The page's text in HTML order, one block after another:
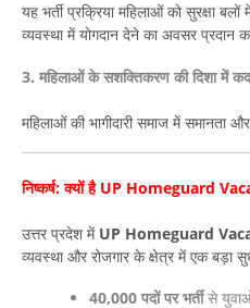
यह भर्ती प्रक्रिया महिलाओं को सुरक्षा
व्यवस्था में योगदान देने का अवसर प्रदान
3. महिलाओं के सशक्तिकरण की दिशा में
महिलाओं की भागीदारी समाज में समानता
निष्कर्ष: क्यों है UP Homeguard
उत्तर प्रदेश में UP Homeguard
व्यवस्था और रोजगार के क्षेत्र में एक बड़ा
40,000 पदों पर भर्तीसे युवाओं